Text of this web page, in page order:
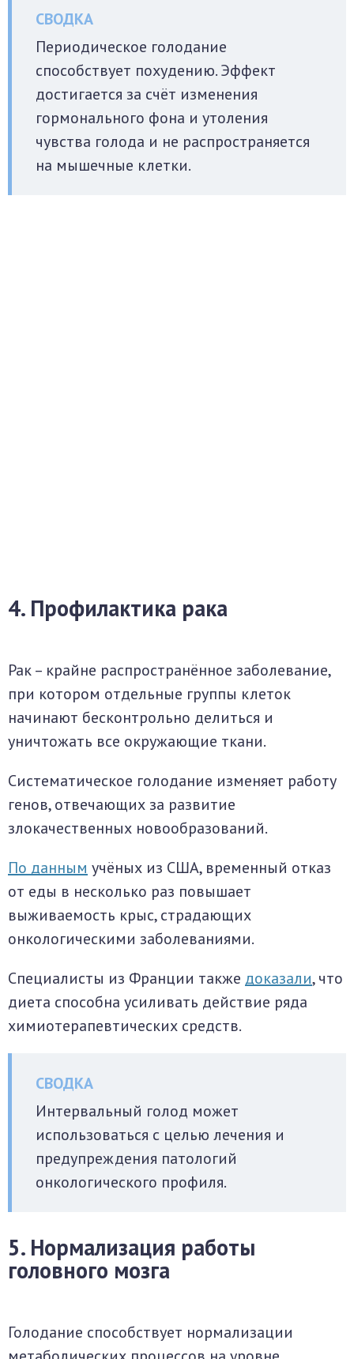
Периодическое голодание
способствует похудению. Эффект
достигается за счёт изменения
гормонального фона и утоления
чувства голода и не распространяется
на мышечные клетки.
4. Профилактика рака
Рак – крайне распространённое заболевание,
при котором отдельные группы клеток
начинают бесконтрольно делиться и
уничтожать все окружающие ткани.
Систематическое голодание изменяет работу
генов, отвечающих за развитие
злокачественных новообразований.
По данным учёных из США, временный отказ
от еды в несколько раз повышает
выживаемость крыс, страдающих
онкологическими заболеваниями.
Специалисты из Франции также доказали, что
диета способна усиливать действие ряда
химиотерапевтических средств.
Интервальный голод может
использоваться с целью лечения и
предупреждения патологий
онкологического профиля.
5. Нормализация работы
головного мозга
Голодание способствует нормализации